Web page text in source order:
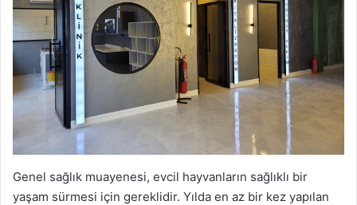
Genel sağlık muayenesi, evcil hayvanların sağlıklı bir
yaşam sürmesi için gereklidir. Yılda en az bir kez yapılan